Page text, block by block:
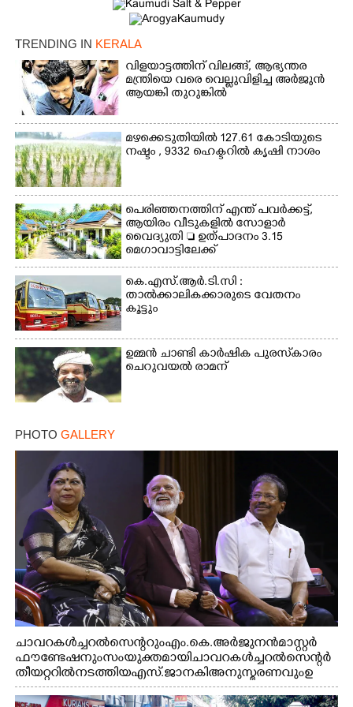
TRENDING IN KERALA
വിളയാട്ടത്തിന് വിലങ്ങ്, ആഭ്യന്തര
മന്ത്രിയെ വരെ വെല്ലുവിളിച്ച അർജുൻ
ആയങ്കി തുറുങ്കിൽ
മഴക്കെടുതിയിൽ 127.61 കോടിയുടെ
നഷ്ടം , 9332 ഹെക്ടറിൽ കൃഷി നാശം
പെരിഞ്ഞനത്തിന് എന്ത് പവർക്കട്ട്,​
ആയിരം വീടുകളിൽ സോളാർ
വൈദ്യുതി  ഉത്പാദനം 3.15
മെഗാവാട്ടിലേക്ക്
കെ.എസ്.ആർ.ടി.സി :
താൽക്കാലികക്കാരുടെ വേതനം
കൂട്ടും
ഉമ്മൻ ചാണ്ടി കാർഷിക പുരസ്‌കാരം
ചെറുവയൽ രാമന്
PHOTO GALLERY
ചാവറ കൾച്ചറൽ സെന്ററും എം.കെ. അർജുനൻ മാസ്റ്റർ
ഫൗണ്ടേഷനും സംയുക്തമായി ചാവറ കൾച്ചറൽ സെന്റർ
തീയറ്ററിൽ നടത്തിയ എസ്. ജാനകി അനുസ്മരണവും ഉ
ദ്ഘാടനം ചെയ്യാനെത്തിയ സംഗീത സംവിധായകൻ ജെറി
അമൽദേവ്, ഗായിക ജെൻസി, എം.കെ. അർജുനൻ